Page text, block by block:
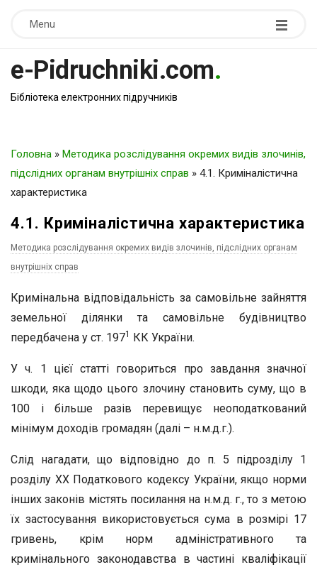
Menu
e-Pidruchniki.com.
Бібліотека електронних підручників
Головна » Методика розслідування окремих видів злочинів,
підслідних органам внутрішніх справ » 4.1. Криміналістична
характеристика
4.1. Криміналістична характеристика
Методика розслідування окремих видів злочинів, підслідних органам
внутрішніх справ
Кримінальна відповідальність за самовільне зайняття
земельної ділянки та самовільне будівництво
передбачена у ст. 1971 КК України.
У ч. 1 цієї статті говориться про завдання значної
шкоди, яка щодо цього злочину становить суму, що в
100 і більше разів перевищує неоподаткований
мінімум доходів громадян (далі – н.м.д.г.).
Слід нагадати, що відповідно до п. 5 підрозділу 1
розділу ХХ Податкового кодексу України, якщо норми
інших законів містять посилання на н.м.д. г., то з метою
їх застосування використовується сума в розмірі 17
гривень, крім норм адміністративного та
кримінального законодавства в частині кваліфікації